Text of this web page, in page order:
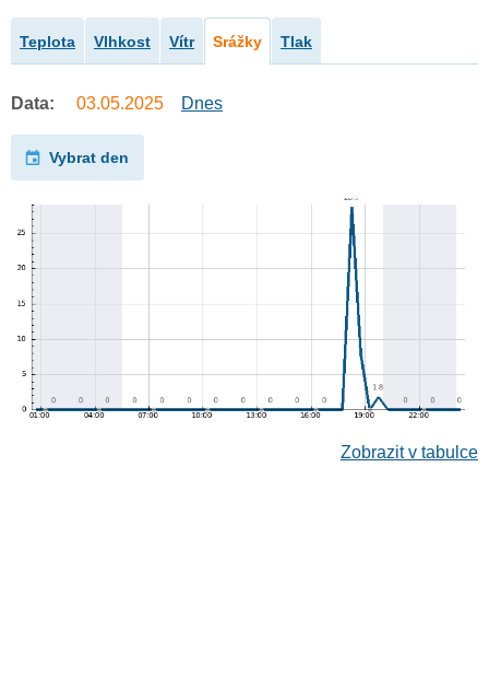
Teplota Vlhkost Vítr Srážky Tlak
Data: 03.05.2025 Dnes
Vybrat den
Zobrazit v tabulce